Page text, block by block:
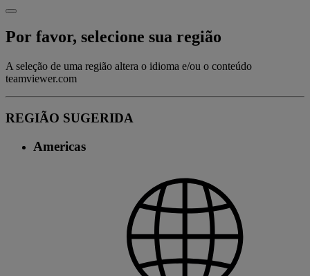
Por favor, selecione sua região
A seleção de uma região altera o idioma e/ou o conteúdo
teamviewer.com
REGIÃO SUGERIDA
Americas